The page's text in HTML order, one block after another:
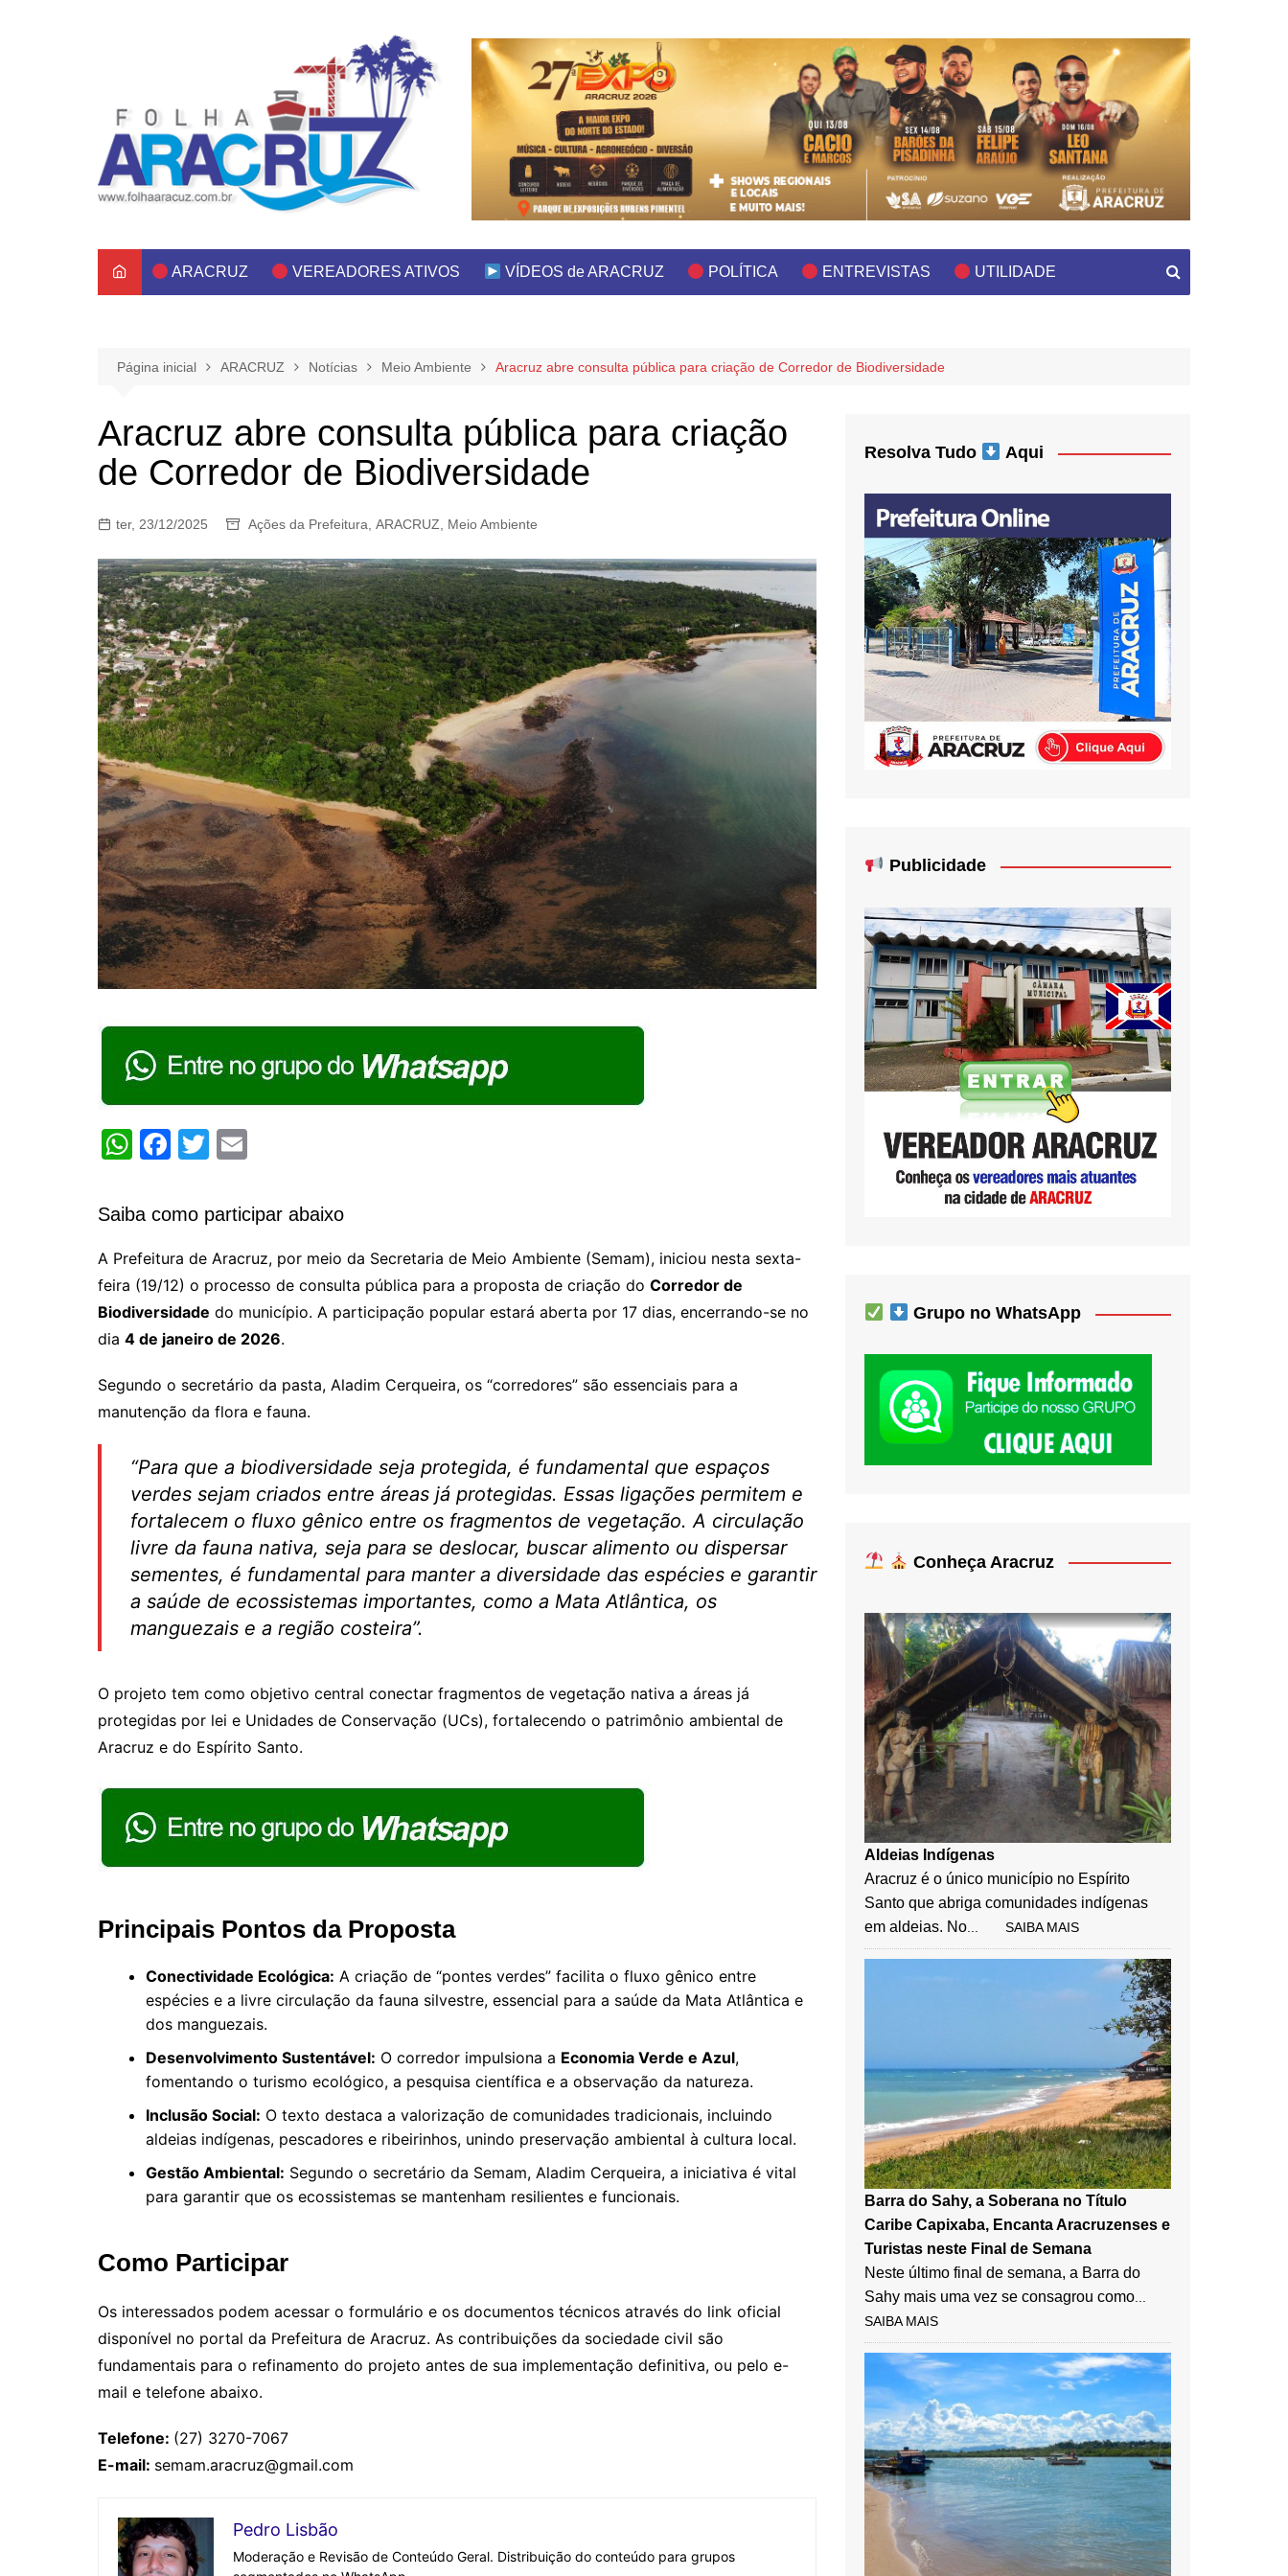
ARACRUZ VEREADORES ATIVOS VÍDEOS de ARACRUZ POLÍTICA ENTREVISTAS UTILIDADE
Página inicial ARACRUZ Notícias Meio Ambiente Aracruz abre consulta pública para criação de Corredor de Biodiversidade
Aracruz abre consulta pública para criação
de Corredor de Biodiversidade
ter, 23/12/2025 Ações da Prefeitura, ARACRUZ, Meio Ambiente
W
at
A
p
p
F
c
b
o
o
T
itt ai
Saiba como participar abaixo
A Prefeitura de Aracruz, por meio da Secretaria de Meio Ambiente (Semam), iniciou nesta sexta-
feira (19/12) o processo de consulta pública para a proposta de criação do Corredor de
Biodiversidade do município. A participação popular estará aberta por 17 dias, encerrando-se no
dia 4 de janeiro de 2026.
Segundo o secretário da pasta, Aladim Cerqueira, os “corredores” são essenciais para a
manutenção da flora e fauna.
“Para que a biodiversidade seja protegida, é fundamental que espaços
verdes sejam criados entre áreas já protegidas. Essas ligações permitem e
fortalecem o fluxo gênico entre os fragmentos de vegetação. A circulação
livre da fauna nativa, seja para se deslocar, buscar alimento ou dispersar
sementes, é fundamental para manter a diversidade das espécies e garantir
a saúde de ecossistemas importantes, como a Mata Atlântica, os
manguezais e a região costeira”.
O projeto tem como objetivo central conectar fragmentos de vegetação nativa a áreas já
protegidas por lei e Unidades de Conservação (UCs), fortalecendo o patrimônio ambiental de
Aracruz e do Espírito Santo.
Principais Pontos da Proposta
Conectividade Ecológica: A criação de “pontes verdes” facilita o fluxo gênico entre
espécies e a livre circulação da fauna silvestre, essencial para a saúde da Mata Atlântica e
dos manguezais.
Desenvolvimento Sustentável: O corredor impulsiona a Economia Verde e Azul,
fomentando o turismo ecológico, a pesquisa científica e a observação da natureza.
Inclusão Social: O texto destaca a valorização de comunidades tradicionais, incluindo
aldeias indígenas, pescadores e ribeirinhos, unindo preservação ambiental à cultura local.
Gestão Ambiental: Segundo o secretário da Semam, Aladim Cerqueira, a iniciativa é vital
para garantir que os ecossistemas se mantenham resilientes e funcionais.
Como Participar
Os interessados podem acessar o formulário e os documentos técnicos através do link oficial
disponível no portal da Prefeitura de Aracruz. As contribuições da sociedade civil são
fundamentais para o refinamento do projeto antes de sua implementação definitiva, ou pelo e-
mail e telefone abaixo.
Telefone: (27) 3270-7067
E-mail: semam.aracruz@gmail.com
Pedro Lisbão
Moderação e Revisão de Conteúdo Geral. Distribuição do conteúdo para grupos
Resolva Tudo Aqui
Publicidade
Grupo no WhatsApp
Conheça Aracruz
Aldeias Indígenas
Aracruz é o único município no Espírito
Santo que abriga comunidades indígenas
em aldeias. No ... SAIBA MAIS
Barra do Sahy, a Soberana no Título
Caribe Capixaba, Encanta Aracruzenses e
Turistas neste Final de Semana
Neste último final de semana, a Barra do
Sahy mais uma vez se consagrou como
SAIBA MAIS